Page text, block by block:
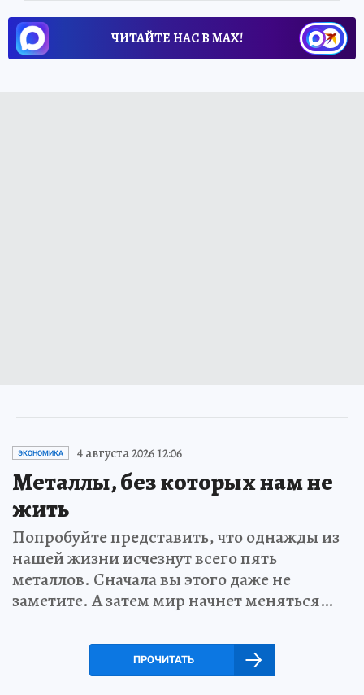
ЧИТАЙТЕ НАС В МАХ!
ЭКОНОМИКА 4 августа 2026 12:06
Металлы, без которых нам не
жить
Попробуйте представить, что однажды из
нашей жизни исчезнут всего пять
металлов. Сначала вы этого даже не
заметите. А затем мир начнет меняться…
ПРОЧИТАТЬ